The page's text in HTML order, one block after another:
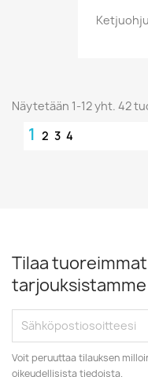
Näytetään 1-12 yht. 42
1 2 3 4
Tilaa
tarjouksistamme
Voit peruuttaa tilauksen
oikeudellisista tiedoista.